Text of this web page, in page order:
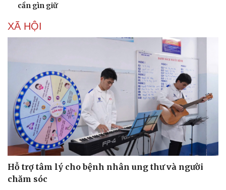
Văn hóa
Sân khấu - Điện ảnh
Giải trí
cần gìn giữ
XÃ HỘI
Hỗ trợ tâm lý cho bệnh nhân ung thư và người
chăm sóc